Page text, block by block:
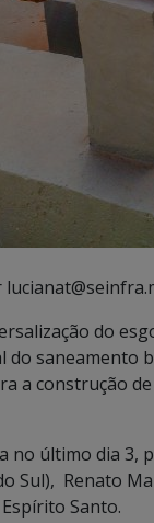
do
do saneamento
a construção
no último dia 3,
Sul), Renato
Santo.